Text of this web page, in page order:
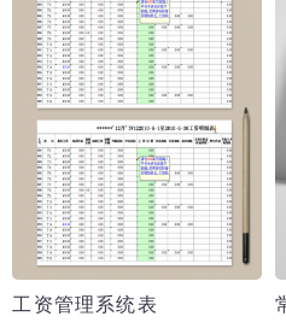
工资管理系统表